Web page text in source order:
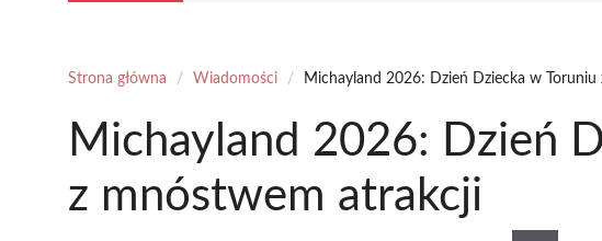
Strona główna / Wiadomości / Michayland 2026: Dzień Dziecka w
Michayland 2026: Dzień
z mnóstwem atrakcji